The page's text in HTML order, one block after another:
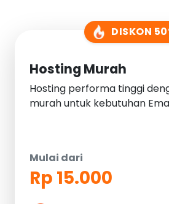
DISKON
Hosting Murah
Hosting performa tinggi
murah untuk kebutuhan
Mulai dari
Rp 15.000